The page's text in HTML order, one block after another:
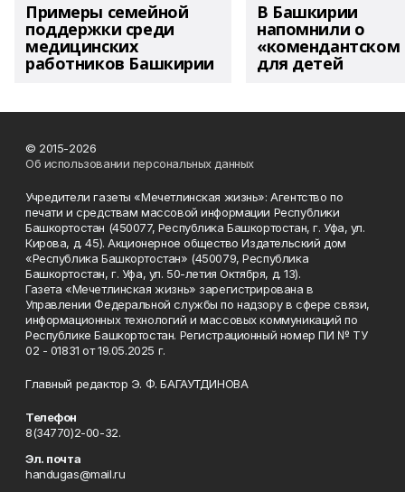
Примеры семейной
поддержки среди
медицинских
работников Башкирии
В Башкирии
напомнили о
«комендантском
для детей
© 2015-2026
Об использовании персональных данных
Учредители газеты «Мечетлинская жизнь»: Агентство по
печати и средствам массовой информации Республики
Башкортостан (450077, Республика Башкортостан, г. Уфа, ул.
Кирова, д. 45). Акционерное общество Издательский дом
«Республика Башкортостан» (450079, Республика
Башкортостан, г. Уфа, ул. 50-летия Октября, д. 13).
Газета «Мечетлинская жизнь» зарегистрирована в
Управлении Федеральной службы по надзору в сфере связи,
информационных технологий и массовых коммуникаций по
Республике Башкортостан. Регистрационный номер ПИ № ТУ
02 - 01831 от 19.05.2025 г.
Главный редактор Э. Ф. БАГАУТДИНОВА
Телефон
8(34770)2-00-32.
Эл. почта
handugas@mail.ru